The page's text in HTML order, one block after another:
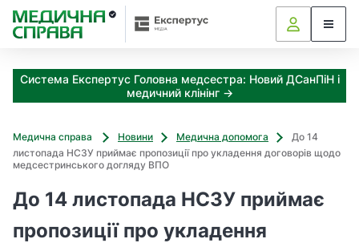
Система Експертус Головна медсестра: Новий ДСанПіН і
медичний клінінг →
Медична справа Новини Медична допомога
До 14
листопада НСЗУ приймає пропозиції про укладення договорів щодо
медсестринського догляду ВПО
До 14 листопада НСЗУ приймає
пропозиції про укладення
З
а
к
з
о
д
м
ж